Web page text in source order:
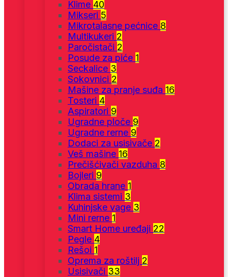
Klime 40
Mikseri 5
Mikrotalasne pećnice 8
Multikukeri 2
Paročistači 2
Posude za piće 1
Seckalice 3
Sokovnici 2
Mašine za pranje suđa 16
Tosteri 4
Aspiratori 9
Ugradne ploče 9
Ugradne rerne 9
Dodaci za usisivače 2
Veš mašine 16
Prečišćivači vazduha 8
Bojleri 9
Obrada hrane 1
Klima sistemi 3
Kuhinjske vage 3
Mini rerne 1
Smart Home uređaji 22
Pegle 4
Rešoi 1
Oprema za roštilj 2
Usisivači 33